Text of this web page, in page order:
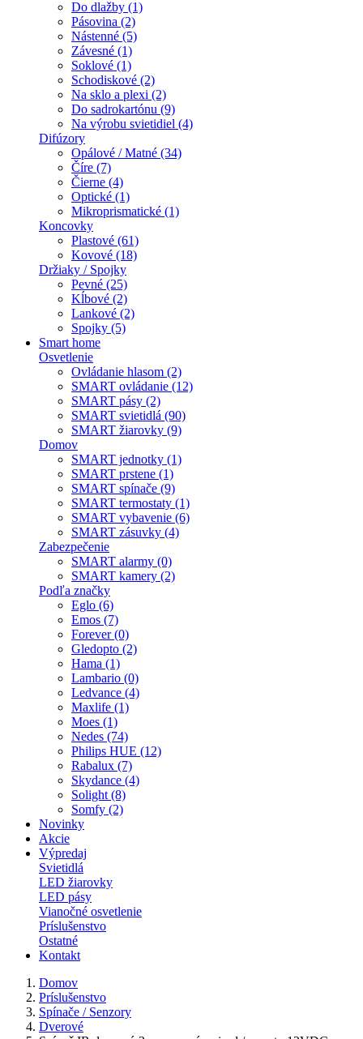
Do dlažby (1)
Pásovina (2)
Nástenné (5)
Závesné (1)
Soklové (1)
Schodiskové (2)
Na sklo a plexi (2)
Do sadrokartónu (9)
Na výrobu svietidiel (4)
Difúzory
Opálové / Matné (34)
Číre (7)
Čierne (4)
Optické (1)
Mikroprismatické (1)
Koncovky
Plastové (61)
Kovové (18)
Držiaky / Spojky
Pevné (25)
Kĺbové (2)
Lankové (2)
Spojky (5)
Smart home
Osvetlenie
Ovládanie hlasom (2)
SMART ovládanie (12)
SMART pásy (2)
SMART svietidlá (90)
SMART žiarovky (9)
Domov
SMART jednotky (1)
SMART prstene (1)
SMART spínače (9)
SMART termostaty (1)
SMART vybavenie (6)
SMART zásuvky (4)
Zabezpečenie
SMART alarmy (0)
SMART kamery (2)
Podľa značky
Eglo (6)
Emos (7)
Forever (0)
Gledopto (2)
Hama (1)
Lambario (0)
Ledvance (4)
Maxlife (1)
Moes (1)
Nedes (74)
Philips HUE (12)
Rabalux (7)
Skydance (4)
Solight (8)
Somfy (2)
Novinky
Akcie
Výpredaj
Svietidlá
LED žiarovky
LED pásy
Vianočné osvetlenie
Príslušenstvo
Ostatné
Kontakt
Domov
Príslušenstvo
Spínače / Senzory
Dverové